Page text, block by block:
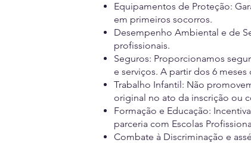
Equipamentos de Proteção:
em primeiros socorros.
Desempenho Ambiental e de
profissionais.
Seguros: Proporcionamos
e serviços. A partir dos 6
Trabalho Infantil: Não
original no ato da inscrição ou
Formação e Educação:
parceria com Escolas
Combate à Discriminação e